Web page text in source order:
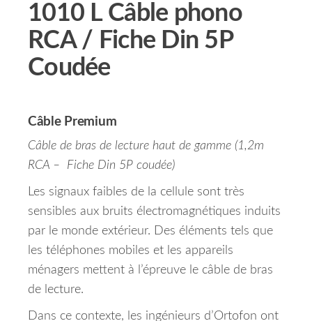
1010 L Câble phono
RCA / Fiche Din 5P
Coudée
Câble Premium
Câble de bras de lecture haut de gamme (1,2m
RCA – Fiche Din 5P coudée)
Les signaux faibles de la cellule sont très
sensibles aux bruits électromagnétiques induits
par le monde extérieur. Des éléments tels que
les téléphones mobiles et les appareils
ménagers mettent à l’épreuve le câble de bras
de lecture.
Dans ce contexte, les ingénieurs d’Ortofon ont